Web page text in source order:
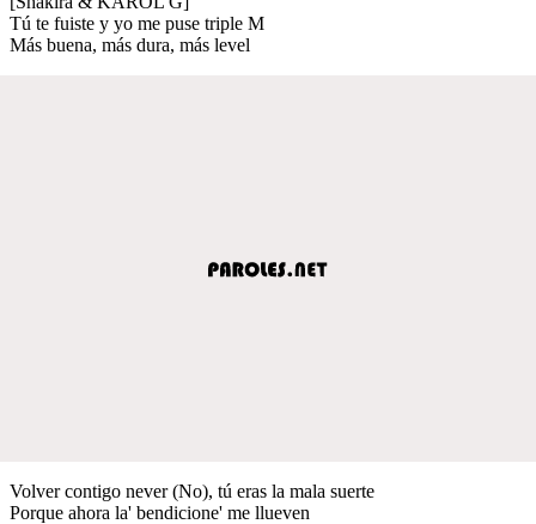
Tú te fuiste y yo me puse triple M
Más buena, más dura, más level
Volver contigo never (No), tú eras la mala suerte
Porque ahora la' bendicione' me llueven